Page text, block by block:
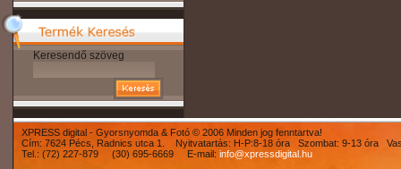
Keresendő szöveg
XPRESS digital - Gyorsnyomda & Fotó © 2006 Minden jog fenntartva!
Cím: 7624 Pécs, Radnics utca 1. Nyitvatartás: H-P:8-18 óra Szombat: 9-13 óra
Tel.: (72) 227-879 (30) 695-6669 E-mail: info@xpressdigital.hu